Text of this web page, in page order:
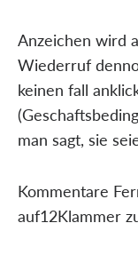
Anzeichen wird
Wiederruf
keinen fall
man sagt, sie
Kommentare
auf12Klammer